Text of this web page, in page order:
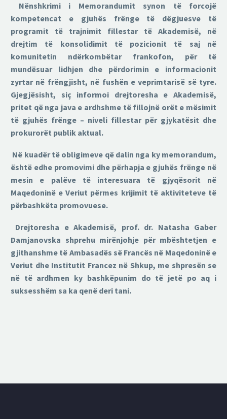
Nënshkrimi i Memorandumit synon të forcojë
kompetencat e gjuhës frënge të dëgjuesve të
programit të trajnimit fillestar të Akademisë, në
drejtim të konsolidimit të pozicionit të saj në
komunitetin ndërkombëtar frankofon, për të
mundësuar lidhjen dhe përdorimin e informacionit
zyrtar në frëngjisht, në fushën e veprimtarisë së tyre.
Gjegjësisht, siç informoi drejtoresha e Akademisë,
pritet që nga java e ardhshme të fillojnë orët e mësimit
të gjuhës frënge – niveli fillestar për gjykatësit dhe
prokurorët publik aktual.
Në kuadër të obligimeve që dalin nga ky memorandum,
është edhe promovimi dhe përhapja e gjuhës frënge në
mesin e palëve të interesuara të gjyqësorit në
Maqedoninë e Veriut përmes krijimit të aktiviteteve të
përbashkëta promovuese.
Drejtoresha e Akademisë, prof. dr. Natasha Gaber
Damjanovska shprehu mirënjohje për mbështetjen e
gjithanshme të Ambasadës së Francës në Maqedoninë e
Veriut dhe Institutit Francez në Shkup, me shpresën se
në të ardhmen ky bashkëpunim do të jetë po aq i
suksesshëm sa ka qenë deri tani.